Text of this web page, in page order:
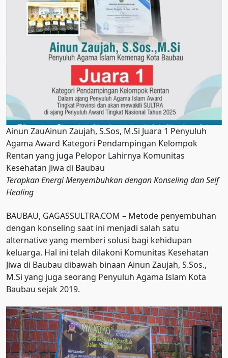
Ainun ZauAinun Zaujah, S.Sos, M.Si Juara 1 Penyuluh
Agama Award Kategori Pendampingan Kelompok
Rentan yang juga Pelopor Lahirnya Komunitas
Kesehatan Jiwa di Baubau
Terapkan Energi Menyembuhkan dengan Konseling dan Self
Healing
BAUBAU, GAGASSULTRA.COM – Metode penyembuhan
dengan konseling saat ini menjadi salah satu
alternative yang memberi solusi bagi kehidupan
keluarga. Hal ini telah dilakoni Komunitas Kesehatan
Jiwa di Baubau dibawah binaan Ainun Zaujah, S.Sos.,
M.Si yang juga seorang Penyuluh Agama Islam Kota
Baubau sejak 2019.